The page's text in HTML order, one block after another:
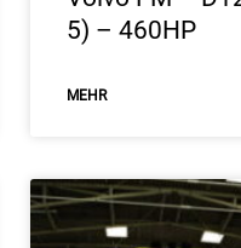
5) – 460HP
ΜEHR